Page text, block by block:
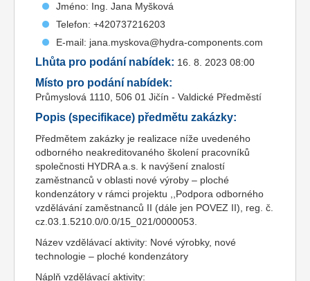
Jméno: Ing. Jana Myšková
Telefon: +420737216203
E-mail: jana.myskova@hydra-components.com
Lhůta pro podání nabídek: 16. 8. 2023 08:00
Místo pro podání nabídek:
Průmyslová 1110, 506 01 Jičín - Valdické Předměstí
Popis (specifikace) předmětu zakázky:
Předmětem zakázky je realizace níže uvedeného
odborného neakreditovaného školení pracovníků
společnosti HYDRA a.s. k navýšení znalostí
zaměstnanců v oblasti nové výroby – ploché
kondenzátory v rámci projektu ,,Podpora odborného
vzdělávání zaměstnanců II (dále jen POVEZ II), reg. č.
cz.03.1.5210.0/0.0/15_021/0000053.
Název vzdělávací aktivity: Nové výrobky, nové
technologie – ploché kondenzátory
Náplň vzdělávací aktivity: